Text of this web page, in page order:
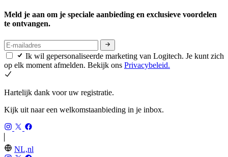
Meld je aan om je speciale aanbieding en exclusieve voordelen
te ontvangen.
Ik wil gepersonaliseerde marketing van Logitech. Je kunt zich
op elk moment afmelden. Bekijk ons Privacybeleid.
Hartelijk dank voor uw registratie.
Kijk uit naar een welkomstaanbieding in je inbox.
NL,nl